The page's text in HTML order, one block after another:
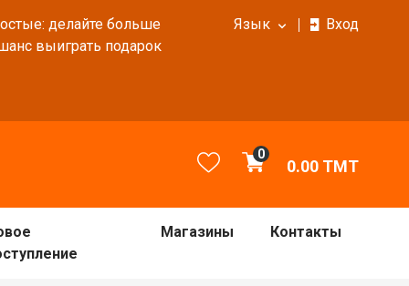
делайте больше
выиграть подарок
Язык Вход
0
0.00 TMT
Магазины Контакты